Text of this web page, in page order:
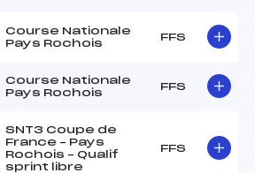
Course Nationale
Pays Rochois
FFS
Course Nationale
Pays Rochois
FFS
SNT3 Coupe de
France – Pays
Rochois – Qualif
sprint libre
FFS